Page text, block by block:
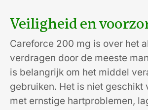
Veiligheid en
Careforce 200 mg is over het
verdragen door de meeste
is belangrijk om het middel
gebruiken. Het is niet geschikt
met ernstige hartproblemen,